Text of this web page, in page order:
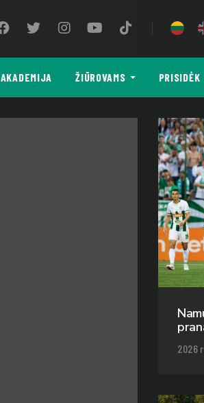
AKADEMIJA ŽIŪROVAMS PRISIDĖK
2026